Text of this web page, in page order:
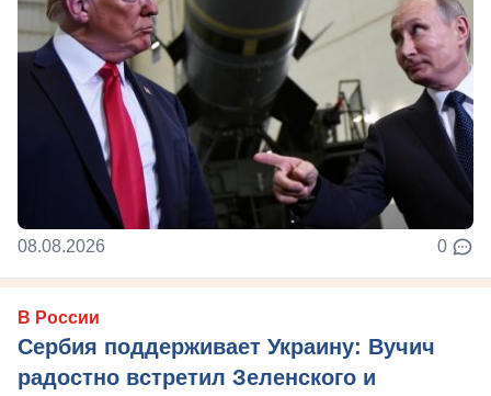
08.08.2026 0
В России
Сербия поддерживает Украину: Вучич
радостно встретил Зеленского и